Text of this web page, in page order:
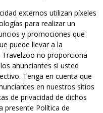
externos utilizan píxeles
para realizar un
y promociones que
puede llevar a la
no proporciona
anunciantes si usted
Tenga en cuenta que
en nuestros sitios
de privacidad de dichos
presente Política de